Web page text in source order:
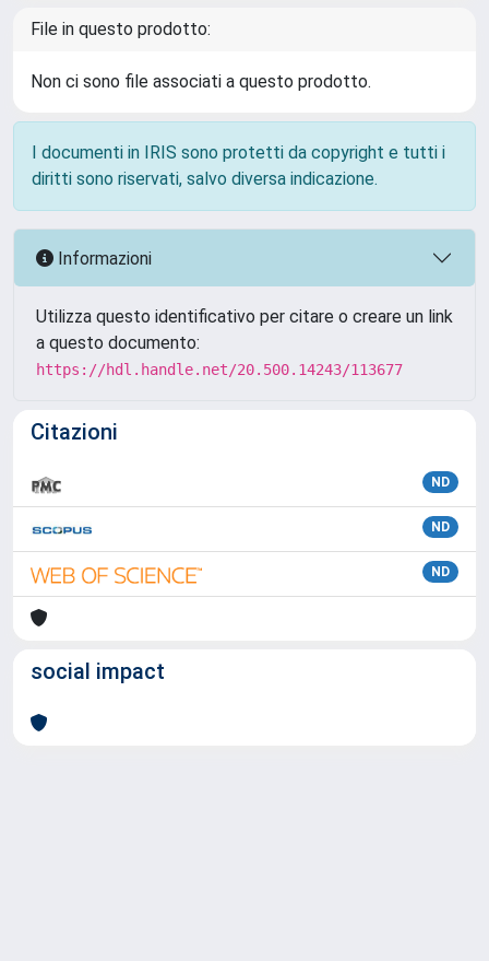
File in questo prodotto:
Non ci sono file associati a questo prodotto.
I documenti in IRIS sono protetti da copyright e tutti i
diritti sono riservati, salvo diversa indicazione.
Informazioni
Utilizza questo identificativo per citare o creare un link
a questo documento:
https://hdl.handle.net/20.500.14243/113677
Citazioni
ND
ND
ND
social impact